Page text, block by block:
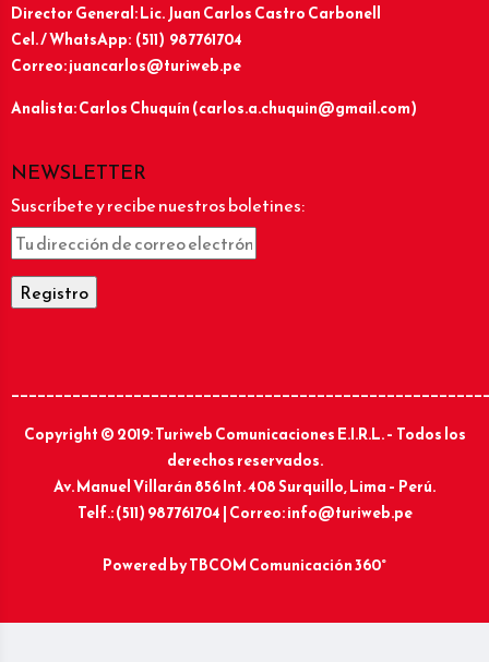
Director General: Lic.Juan Carlos Castro Carbonell
Cel. / WhatsApp: (511) 987761704
Correo: juancarlos@turiweb.pe
Analista: Carlos Chuquín (carlos.a.chuquin@gmail.com)
NEWSLETTER
Suscríbete y recibe nuestros boletines:
Copyright © 2019: Turiweb Comunicaciones E.I.R.L. – Todos los
derechos reservados.
Av. Manuel Villarán 856 Int. 408 Surquillo, Lima – Perú.
Telf.: (511) 987761704 | Correo: info@turiweb.pe
Powered byTBCOM Comunicación 360°